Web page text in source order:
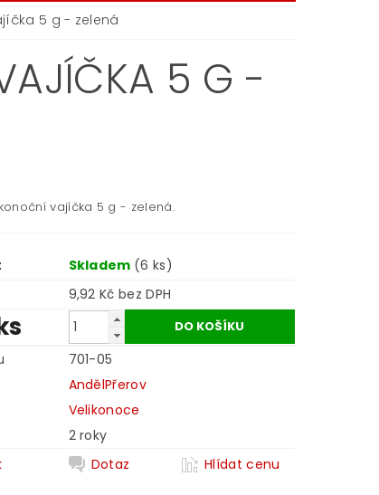
5 g - zelená
5 G -
vajíčka 5 g - zelená.
Skladem (6 ks)
9,92 Kč bez DPH
701-05
AndělPřerov
Velikonoce
2 roky
Dotaz Hlídat cenu